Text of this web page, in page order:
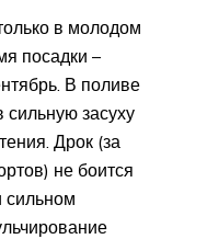
в молодом
посадки –
В поливе
сильную засуху
Дрок (за
не боится
сильном